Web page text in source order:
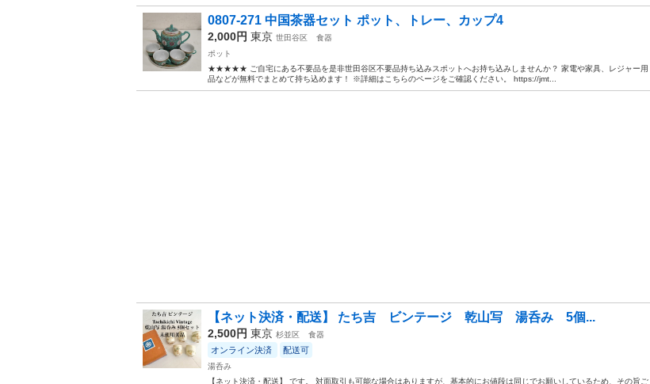
0807-271 中国茶器セット ポット、トレー、カップ4
2,000円 東京 世田谷区
食器
ポット
★★★★★ ご自宅にある不要品を是非世田谷区不要品持ち込みスポットへお持ち込みしませんか？ 家電や家具、レジャー用
品などが無料でまとめて持ち込めます！ ※詳細はこちらのページをご確認ください。 https://jmt...
【ネット決済・配送】 たち吉 ビンテージ 乾山写 湯呑み 5個...
2,500円 東京 杉並区 食器
オンライン決済 配送可
湯呑み
【ネット決済・配送】 です。 対面取引も可能な場合はありますが、基本的にお値段は同じでお願いしているため、その旨ご